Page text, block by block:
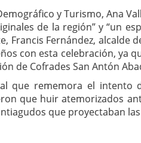
y Turismo, Ana
de la región” y “un
Francis Fernández, alcalde
con esta celebración, ya
de Cofrades San Antón
que rememora el intento
que huir atemorizados
que proyectaban